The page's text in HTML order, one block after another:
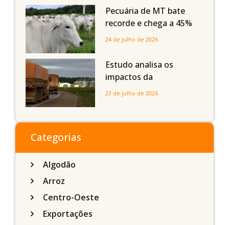
Maranhão
Pecuária de MT bate
recorde e chega a 45%
dos bovinos abatidos
24 de julho de 2026
Estudo analisa os
impactos da
infraestrutura logística
do Sul
23 de julho de 2026
Categorias
Algodão
Arroz
Centro-Oeste
Exportações